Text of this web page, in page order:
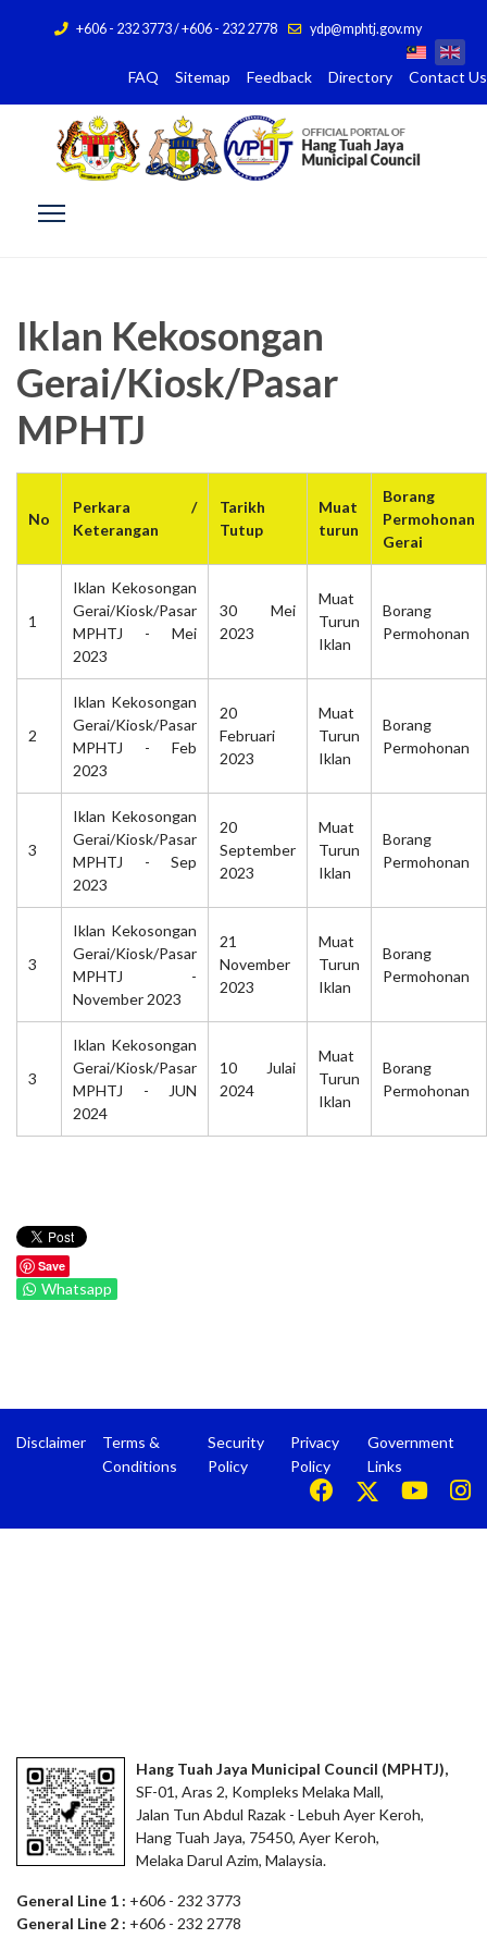
+606 - 232 3773 / +606 - 232 2778 ydp@mphtj.gov.my
FAQ Sitemap Feedback Directory Contact Us
Iklan Kekosongan
Gerai/Kiosk/Pasar
MPHTJ
No
Perkara /
Keterangan
Tarikh
Tutup
Muat
turun
Borang
Permohonan
Gerai
1
Iklan Kekosongan
Gerai/Kiosk/Pasar
MPHTJ - Mei
2023
30 Mei
2023
Muat
Turun
Iklan
Borang
Permohonan
2
Iklan Kekosongan
Gerai/Kiosk/Pasar
MPHTJ - Feb
2023
20
Februari
2023
Muat
Turun
Iklan
Borang
Permohonan
3
Iklan Kekosongan
Gerai/Kiosk/Pasar
MPHTJ - Sep
2023
20
September
2023
Muat
Turun
Iklan
Borang
Permohonan
3
Iklan Kekosongan
Gerai/Kiosk/Pasar
MPHTJ -
November 2023
21
November
2023
Muat
Turun
Iklan
Borang
Permohonan
3
Iklan Kekosongan
Gerai/Kiosk/Pasar
MPHTJ - JUN
2024
10 Julai
2024
Muat
Turun
Iklan
Borang
Permohonan
Save
Whatsapp
Disclaimer
Terms &
Conditions
Security
Policy
Privacy
Policy
Government
Links
Hang Tuah Jaya Municipal Council (MPHTJ),
SF-01, Aras 2, Kompleks Melaka Mall,
Jalan Tun Abdul Razak - Lebuh Ayer Keroh,
Hang Tuah Jaya, 75450, Ayer Keroh,
Melaka Darul Azim, Malaysia.
General Line 1 : +606 - 232 3773
General Line 2 : +606 - 232 2778